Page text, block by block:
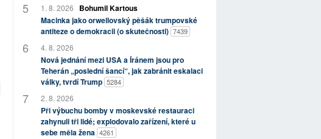
1. 8. 2026
Bohumil Kartous
Macinka jako orwellovský pěšák trumpovské
antiteze o demokracii (o skutečnosti) 7439
4. 8. 2026
Nová jednání mezi USA a Íránem jsou pro
Teherán „poslední šancí“, jak zabránit eskalaci
války, tvrdí Trump 5284
2. 8. 2026
Při výbuchu bomby v moskevské restauraci
zahynuli tři lidé; explodovalo zařízení, které u
sebe měla žena 4261